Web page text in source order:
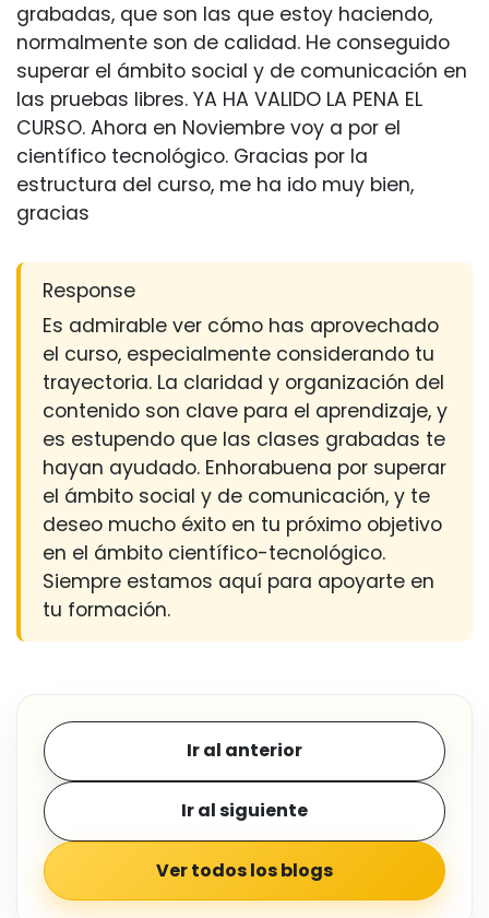
grabadas, que son las que estoy haciendo,
normalmente son de calidad. He conseguido
superar el ámbito social y de comunicación en
las pruebas libres. YA HA VALIDO LA PENA EL
CURSO. Ahora en Noviembre voy a por el
científico tecnológico. Gracias por la
estructura del curso, me ha ido muy bien,
gracias
Response
Es admirable ver cómo has aprovechado
el curso, especialmente considerando tu
trayectoria. La claridad y organización del
contenido son clave para el aprendizaje, y
es estupendo que las clases grabadas te
hayan ayudado. Enhorabuena por superar
el ámbito social y de comunicación, y te
deseo mucho éxito en tu próximo objetivo
en el ámbito científico-tecnológico.
Siempre estamos aquí para apoyarte en
tu formación.
Ir al anterior
Ir al siguiente
Ver todos los blogs